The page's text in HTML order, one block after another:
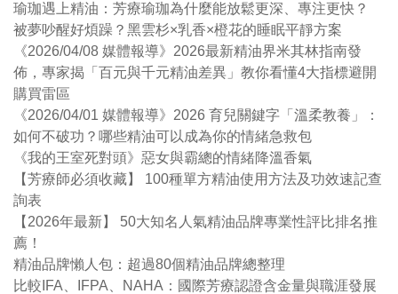
瑜珈遇上精油：芳療瑜珈為什麼能放鬆更深、專注更快？
被夢吵醒好煩躁？黑雲杉×乳香×橙花的睡眠平靜方案
《2026/04/08 媒體報導》2026最新精油界米其林指南發
佈，專家揭「百元與千元精油差異」教你看懂4大指標避開
購買雷區
《2026/04/01 媒體報導》2026 育兒關鍵字「溫柔教養」：
如何不破功？哪些精油可以成為你的情緒急救包
《我的王室死對頭》惡女與霸總的情緒降溫香氣
【芳療師必須收藏】 100種單方精油使用方法及功效速記查
詢表
【2026年最新】 50大知名人氣精油品牌專業性評比排名推
薦！
精油品牌懶人包：超過80個精油品牌總整理
比較IFA、IFPA、NAHA：國際芳療認證含金量與職涯發展